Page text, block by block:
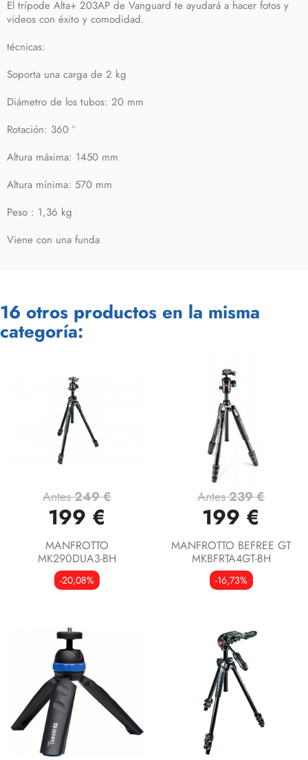
El trípode Alta+ 203AP de Vanguard te ayudará a hacer fotos y
videos con éxito y comodidad.
técnicas:
Soporta una carga de 2 kg
Diámetro de los tubos: 20 mm
Rotación: 360 °
Altura máxima: 1450 mm
Altura mínima: 570 mm
Peso : 1,36 kg
Viene con una funda
16 otros productos en la misma
categoría:
Antes249 €
199 €
MANFROTTO
MK290DUA3-BH
-20,08%
Antes239 €
199 €
MANFROTTO BEFREE GT
MKBFRTA4GT-BH
-16,73%